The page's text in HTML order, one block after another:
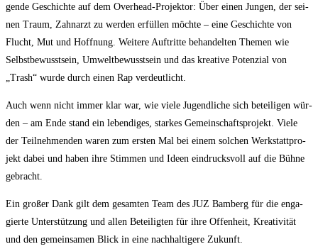
gen­de Geschich­te auf dem Over­head-Pro­jek­tor: Über einen Jun­gen, der sei­
nen Traum, Zahn­arzt zu wer­den erfül­len möch­te – eine Geschich­te von
Flucht, Mut und Hoff­nung. Wei­te­re Auf­trit­te behan­del­ten The­men wie
Selbst­be­wusst­sein, Umwelt­be­wusst­sein und das krea­ti­ve Poten­zi­al von
„Trash“ wur­de durch einen Rap verdeutlicht.
Auch wenn nicht immer klar war, wie vie­le Jugend­li­che sich betei­li­gen wür­
den – am Ende stand ein leben­di­ges, star­kes Gemein­schafts­pro­jekt. Vie­le
der Teil­neh­men­den waren zum ers­ten Mal bei einem sol­chen Werk­statt­pro­
jekt dabei und haben ihre Stim­men und Ideen ein­drucks­voll auf die Büh­ne
gebracht.
Ein gro­ßer Dank gilt dem gesam­ten Team des JUZ Bam­berg für die enga­
gier­te Unter­stüt­zung und allen Betei­lig­ten für ihre Offen­heit, Krea­ti­vi­tät
und den gemein­sa­men Blick in eine nach­hal­ti­ge­re Zukunft.